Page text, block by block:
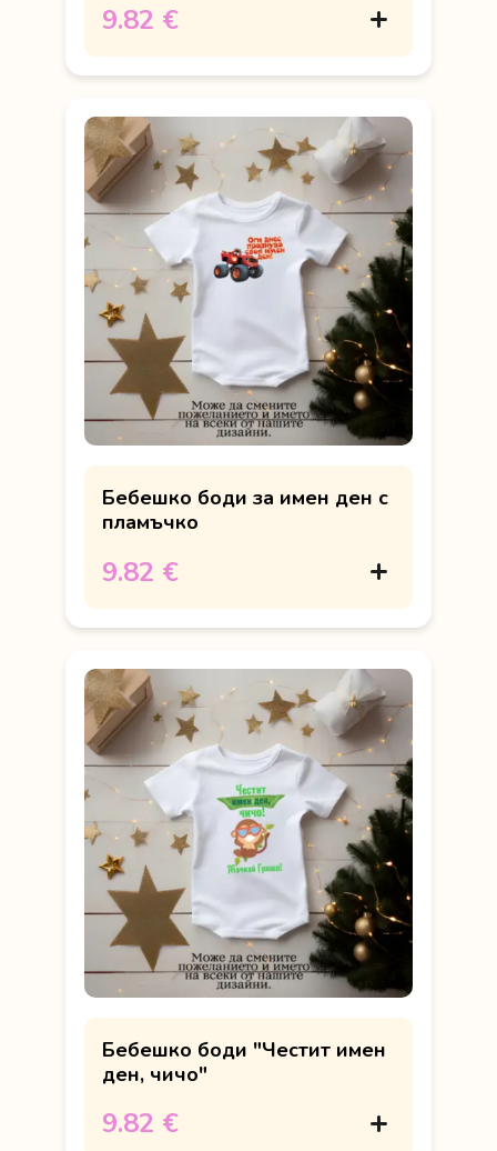
9.82 €
Бебешко боди за имен ден с
пламъчко
9.82 €
Бебешко боди "Честит имен
ден, чичо"
9.82 €